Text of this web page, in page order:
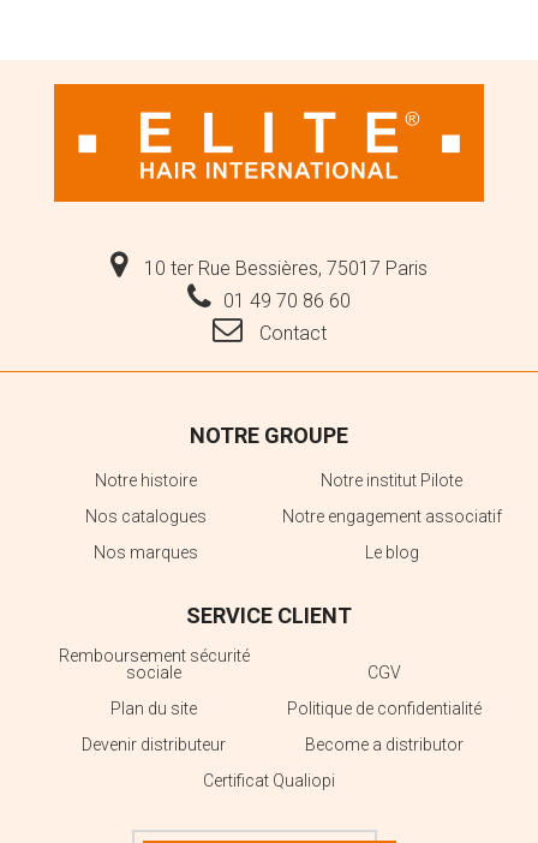
10 ter Rue Bessières, 75017 Paris
01 49 70 86 60
Contact
NOTRE GROUPE
Notre histoire
Notre institut Pilote
Nos catalogues
Notre engagement associatif
Nos marques
Le blog
SERVICE CLIENT
Remboursement sécurité
sociale
CGV
Plan du site
Politique de confidentialité
Devenir distributeur
Become a distributor
Certificat Qualiopi